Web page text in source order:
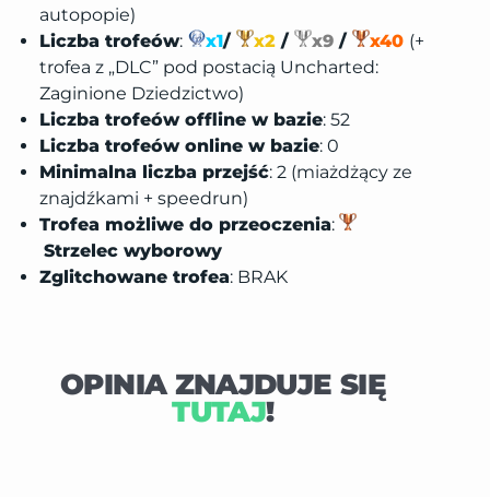
autopopie)
Liczba trofeów: x1/ x2 / x9 / x40 (+
trofea z „DLC” pod postacią Uncharted:
Zaginione Dziedzictwo)
Liczba trofeów offline w bazie: 52
Liczba trofeów online w bazie: 0
Minimalna liczba przejść: 2 (miażdżący ze
znajdźkami + speedrun)
Trofea możliwe do przeoczenia:
Strzelec wyborowy
Zglitchowane trofea: BRAK
OPINIA ZNAJDUJE SIĘ
TUTAJ!